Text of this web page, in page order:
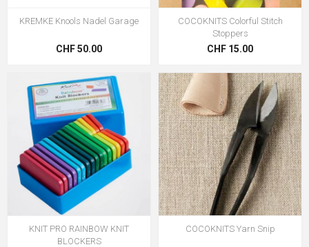
KREMKE Knools Nadel Garage
CHF 50.00
COCOKNITS Colorful Stitch
Stoppers
CHF 15.00
KNIT PRO RAINBOW KNIT
BLOCKERS
COCOKNITS Yarn Snip